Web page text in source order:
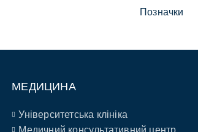
Позначки
МЕДИЦИНА
Університетська клініка
Медичний консультативний центр